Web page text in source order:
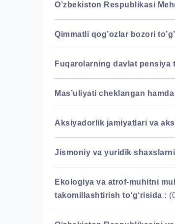
O’zbekiston Respublikasi
Qimmatli qog’ozlar bozori
Fuqarolarning davlat pensiya
Mas’uliyati cheklangan
Aksiyadorlik jamiyatlari va
Jismoniy va yuridik
Ekologiya va atrof-muhitni
takomillashtirish to‘g‘risida :